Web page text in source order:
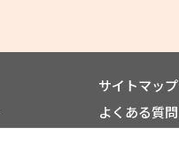
サイトマップ
よくある質問